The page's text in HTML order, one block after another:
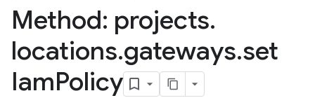
Method: projects.
locations.gateways.set
IamPolicy